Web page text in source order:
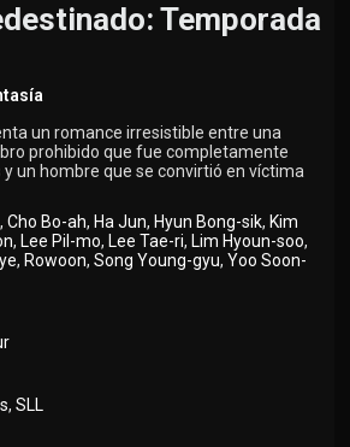
Temporada
un romance irresistible entre una
prohibido que fue completamente
un hombre que se convirtió en víctima
, Cho Bo-ah, Ha Jun, Hyun Bong-sik, Kim
, Lee Pil-mo, Lee Tae-ri, Lim Hyoun-soo,
, Rowoon,Song Young-gyu,Yoo Soon-
, SLL